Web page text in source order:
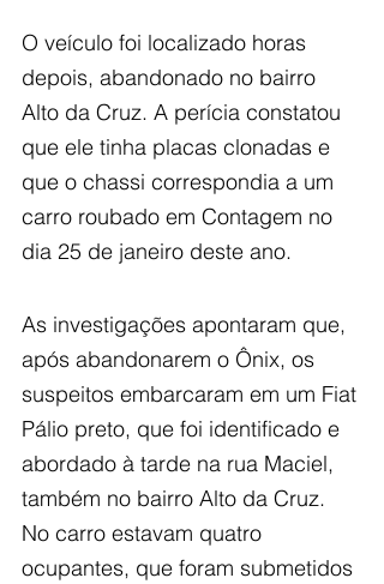
O veículo foi localizado horas
depois, abandonado no bairro
Alto da Cruz. A perícia constatou
que ele tinha placas clonadas e
que o chassi correspondia a um
carro roubado em Contagem no
dia 25 de janeiro deste ano.
As investigações apontaram que,
após abandonarem o Ônix, os
suspeitos embarcaram em um Fiat
Pálio preto, que foi identificado e
abordado à tarde na rua Maciel,
também no bairro Alto da Cruz.
No carro estavam quatro
ocupantes, que foram submetidos